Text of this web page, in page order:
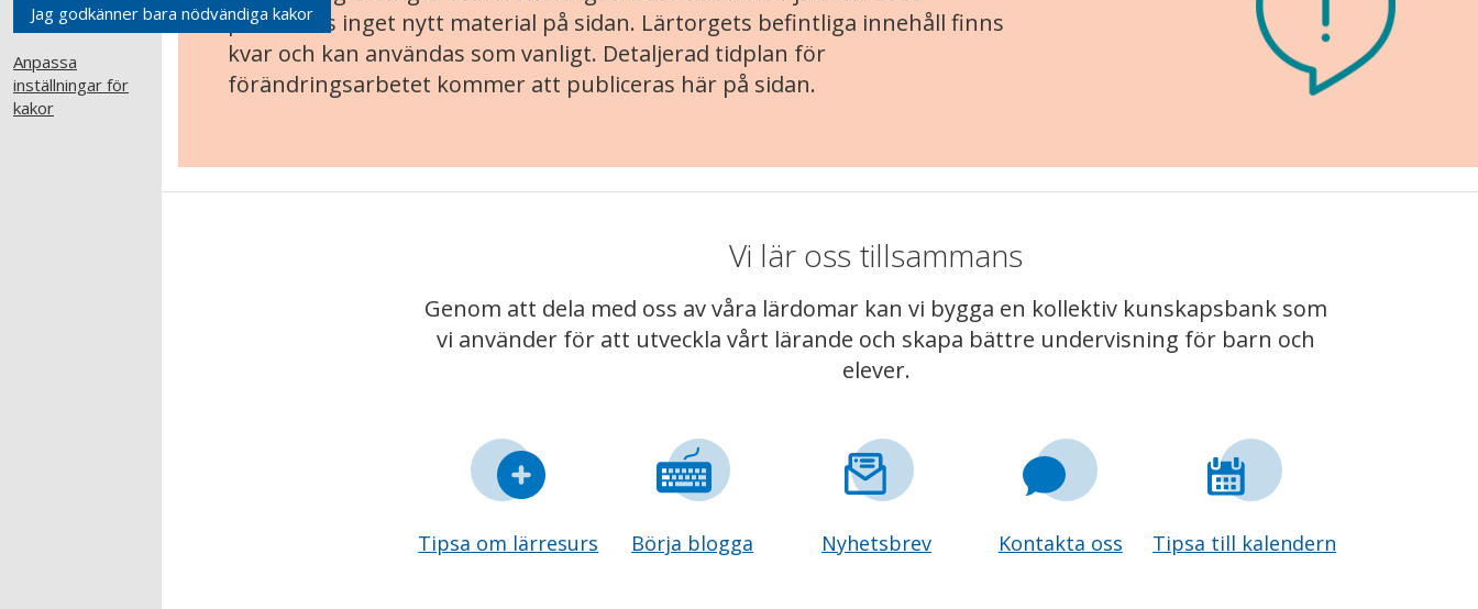
Jag godkänner bara nödvändiga kakor
Anpassa
inställningar för
kakor
publiceras inget nytt material på sidan. Lärtorgets befintliga innehåll finns
kvar och kan användas som vanligt. Detaljerad tidplan för
förändringsarbetet kommer att publiceras här på sidan.
Vi lär oss tillsammans
Genom att dela med oss av våra lärdomar kan vi bygga en kollektiv kunskapsbank som
vi använder för att utveckla vårt lärande och skapa bättre undervisning för barn och
elever.
Tipsa om lärresurs Börja blogga Nyhetsbrev Kontakta oss Tipsa till kalendern